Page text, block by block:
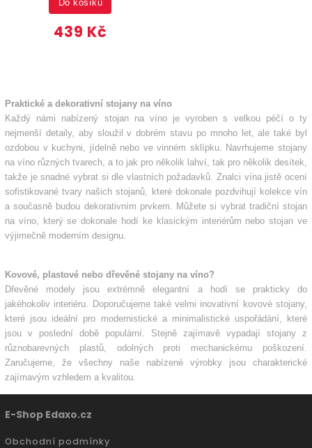
439 Kč
Do košíku
Praktické a dekorativní stojany na víno
Každý námi nabízený stojan na víno je vyroben s velkou péčí o ty
nejmenší detaily, aby sloužil v dobrém stavu po mnoho let, ale také byl
ozdobou v kuchyni, jídelně nebo ve vinném sklípku. Navrhujeme stojany
na víno různých tvarech, a to jak pro několik lahví, tak pro několik desítek,
takže je snadné vybrat si dle vlastních požadavků. Znalci vína jistě ocení
sofistikované tvary našich stojanů, které dokonale pozdvihují kolekce vín
a současně budou dekorativním prvkem. Můžete si vybrat tradiční stojan
na víno, který se dokonale hodí ke klasickým interiérům nebo stojan ve
výjimečně moderním designu.
Kovové, plastové nebo dřevěné stojany na víno?
Dřevěné modely jsou extrémně elegantní a hodí se prakticky do
jakéhokoliv interiéru. Doporučujeme také velmi inovativní kovové stojany,
které jsou ideální pro modernistické a minimalistické uspořádání, které
jsou v poslední době populární. Stejně zajímavě vypadají stojany z
různobarevných plastů, odolných proti mechanickému poškození.
Zaručujeme, že všechny naše nabízené výrobky jsou charakterické
zajímavým vzhledem a kvalitou.
E-Shop Edaxo.cz
Obchodní podmínky